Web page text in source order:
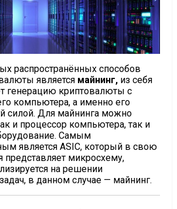
распространённых способов
является майнинг, из себя
генерацию криптовалюты с
компьютера, а именно его
силой. Для майнинга можно
и процессор компьютера, так и
Самым
является ASIC, который в свою
представляет микросхему,
на решении
в данном случае — майнинг.